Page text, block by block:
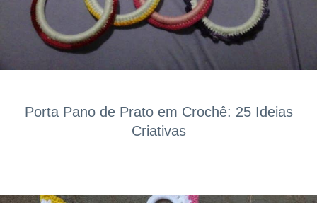
Porta Pano de Prato em Crochê: 25 Ideias
Criativas